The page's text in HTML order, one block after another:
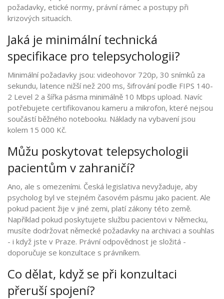
požadavky, etické normy, právní rámec a postupy při
krizových situacích.
Jaká je minimální technická
specifikace pro telepsychologii?
Minimální požadavky jsou: videohovor 720p, 30 snímků za
sekundu, latence nižší než 200 ms, šifrování podle FIPS 140-
2 Level 2 a šířka pásma minimálně 10 Mbps upload. Navíc
potřebujete certifikovanou kameru a mikrofon, které nejsou
součástí běžného notebooku. Náklady na vybavení jsou
kolem 15 000 Kč.
Můžu poskytovat telepsychologii
pacientům v zahraničí?
Ano, ale s omezeními. Česká legislativa nevyžaduje, aby
psycholog byl ve stejném časovém pásmu jako pacient. Ale
pokud pacient žije v jiné zemi, platí zákony této země.
Například pokud poskytujete službu pacientovi v Německu,
musíte dodržovat německé požadavky na archivaci a souhlas
- i když jste v Praze. Právní odpovědnost je složitá -
doporučuje se konzultace s právníkem.
Co dělat, když se při konzultaci
přeruší spojení?